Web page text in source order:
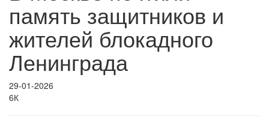
память защитников и
жителей блокадного
Ленинграда
29-01-2026
6К